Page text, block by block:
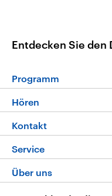
Entdecken Sie den
Programm
Programm
Die Nachrichten
Neue Beiträge
Hören
Livestream
Podcasts
Kontakt
Hörerservice
Service
FAQ
Über uns